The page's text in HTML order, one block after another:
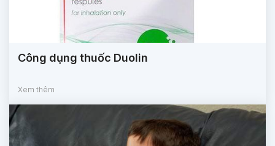
Công dụng thuốc Duolin
Xem thêm